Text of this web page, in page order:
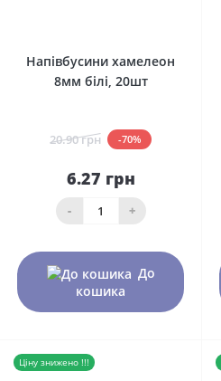
Напівбусини хамелеон
8мм білі, 20шт
20.90 грн -70%
6.27 грн
- +
До
кошика
Ціну знижено !!!